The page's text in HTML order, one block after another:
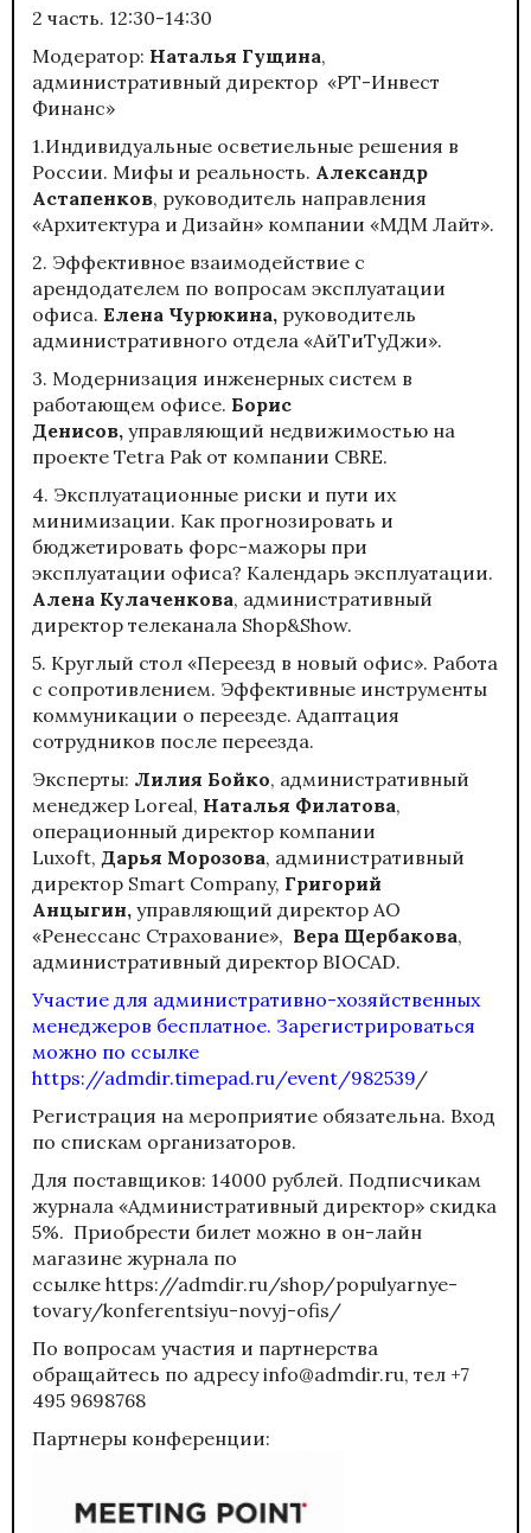
2 часть. 12:30-14:30
Модератор: Наталья Гущина,
административный директор «РТ-Инвест
Финанс»
1.Индивидуальные осветиельные решения в
России. Мифы и реальность. Александр
Астапенков, руководитель направления
«Архитектура и Дизайн» компании «MДM Лайт».
2. Эффективное взаимодействие с
арендодателем по вопросам эксплуатации
офиса. Елена Чурюкина, руководитель
административного отдела «АйТиТуДжи».
3. Модернизация инженерных систем в
работающем офисе. Борис
Денисов, управляющий недвижимостью на
проекте Tetra Pak от компании CBRE.
4. Эксплуатационные риски и пути их
минимизации. Как прогнозировать и
бюджетировать форс-мажоры при
эксплуатации офиса? Календарь эксплуатации.
Алена Кулаченкова, административный
директор телеканала Shop&Show.
5. Круглый стол «Переезд в новый офис». Работа
с сопротивлением. Эффективные инструменты
коммуникации о переезде. Адаптация
сотрудников после переезда.
Эксперты: Лилия Бойко, административный
менеджер Loreal, Наталья Филатова,
операционный директор компании
Luxoft, Дарья Морозова, административный
директор Smart Company, Григорий
Анцыгин, управляющий директор АО
«Ренессанс Страхование», Вера Щербакова,
административный директор BIOCAD.
Участие для административно-хозяйственных
менеджеров бесплатное. Зарегистрироваться
можно по ссылке
https://admdir.timepad.ru/event/982539/
Регистрация на мероприятие обязательна. Вход
по спискам организаторов.
Для поставщиков: 14000 рублей. Подписчикам
журнала «Административный директор» скидка
5%. Приобрести билет можно в он-лайн
магазине журнала по
ссылке https://admdir.ru/shop/populyarnye-
tovary/konferentsiyu-novyj-ofis/
По вопросам участия и партнерства
обращайтесь по адресу info@admdir.ru, тел +7
495 9698768
Партнеры конференции: